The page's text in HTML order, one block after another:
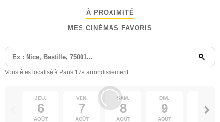
À PROXIMITÉ
MES CINÉMAS FAVORIS
Vous êtes localisé à Paris 17e arrondissement
JEU.
6
AOÛT
VEN.
7
AOÛT
SAM.
8
AOÛT
DIM.
9
AOÛT
10